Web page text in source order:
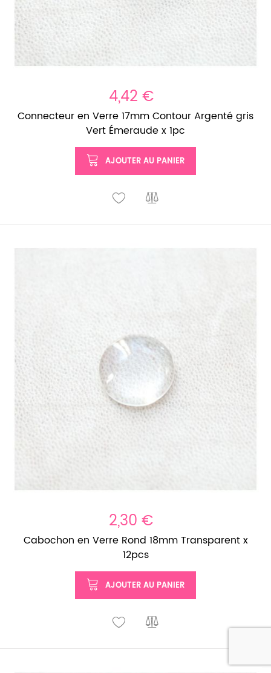
4,42 €
Connecteur en Verre 17mm Contour Argenté gris
Vert Émeraude x 1pc
AJOUTER AU PANIER
2,30 €
Cabochon en Verre Rond 18mm Transparent x
12pcs
AJOUTER AU PANIER